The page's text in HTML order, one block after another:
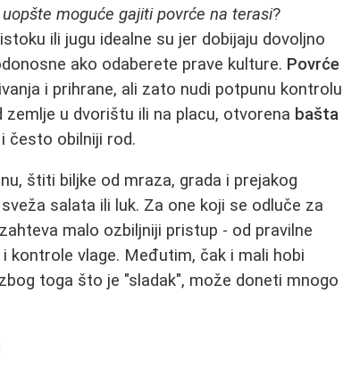
moguće gajiti povrće na terasi?
ili jugu idealne su jer dobijaju dovoljno
ako odaberete prave kulture. Povrće
i prihrane, ali zato nudi potpunu kontrolu
u dvorištu ili na placu, otvorena bašta
često obilniji rod.
štiti biljke od mraza, grada i prejakog
salata ili luk. Za one koji se odluče za
malo ozbiljniji pristup - od pravilne
kontrole vlage. Međutim, čak i mali hobi
toga što je "sladak", može doneti mnogo